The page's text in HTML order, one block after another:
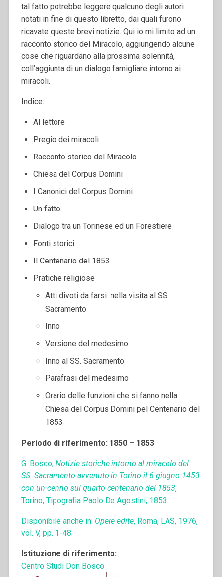
tal fatto potrebbe leggere qualcuno degli autori
notati in fine di questo libretto, dai quali furono
ricavate queste brevi notizie. Qui io mi limito ad un
racconto storico del Miracolo, aggiungendo alcune
cose che riguardano alla prossima solennità,
coll’aggiunta di un dialogo famigliare intorno ai
miracoli.
Indice:
Al lettore
Pregio dei miracoli
Racconto storico del Miracolo
Chiesa del Corpus Domini
I Canonici del Corpus Domini
Un fatto
Dialogo tra un Torinese ed un Forestiere
Fonti storici
Il Centenario del 1853
Pratiche religiose
Atti divoti da farsi nella visita al SS.
Sacramento
Inno
Versione del medesimo
Inno al SS. Sacramento
Parafrasi del medesimo
Orario delle funzioni che si fanno nella
Chiesa del Corpus Domini pel Centenario del
1853
Periodo di riferimento: 1850 – 1853
G. Bosco, Notizie storiche intorno al miracolo del
SS. Sacramento avvenuto in Torino il 6 giugno 1453
con un cenno sul quarto centenario del 1853,
Torino, Tipografia Paolo De Agostini, 1853.
Disponibile anche in: Opere edite, Roma, LAS, 1976,
vol. V, pp. 1-48.
Istituzione di riferimento:
Centro Studi Don Bosco